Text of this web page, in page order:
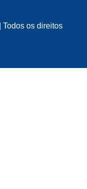
os direitos